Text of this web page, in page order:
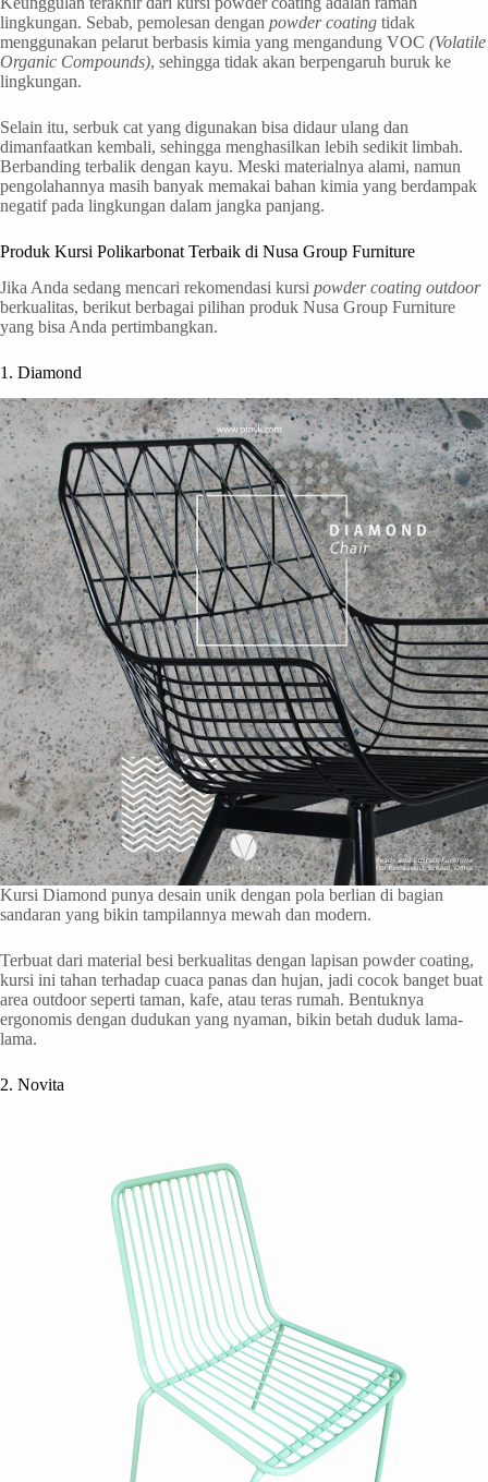
lingkungan. Sebab, pemolesan dengan powder coating tidak
menggunakan pelarut berbasis kimia yang mengandung VOC (Volatile
Organic Compounds), sehingga tidak akan berpengaruh buruk ke
lingkungan.
Selain itu, serbuk cat yang digunakan bisa didaur ulang dan
dimanfaatkan kembali, sehingga menghasilkan lebih sedikit limbah.
Berbanding terbalik dengan kayu. Meski materialnya alami, namun
pengolahannya masih banyak memakai bahan kimia yang berdampak
negatif pada lingkungan dalam jangka panjang.
Produk Kursi Polikarbonat Terbaik di Nusa Group Furniture
Jika Anda sedang mencari rekomendasi kursi powder coating outdoor
berkualitas, berikut berbagai pilihan produk Nusa Group Furniture
yang bisa Anda pertimbangkan.
1. Diamond
Kursi Diamond punya desain unik dengan pola berlian di bagian
sandaran yang bikin tampilannya mewah dan modern.
Terbuat dari material besi berkualitas dengan lapisan powder coating,
kursi ini tahan terhadap cuaca panas dan hujan, jadi cocok banget buat
area outdoor seperti taman, kafe, atau teras rumah. Bentuknya
ergonomis dengan dudukan yang nyaman, bikin betah duduk lama-
lama.
2. Novita